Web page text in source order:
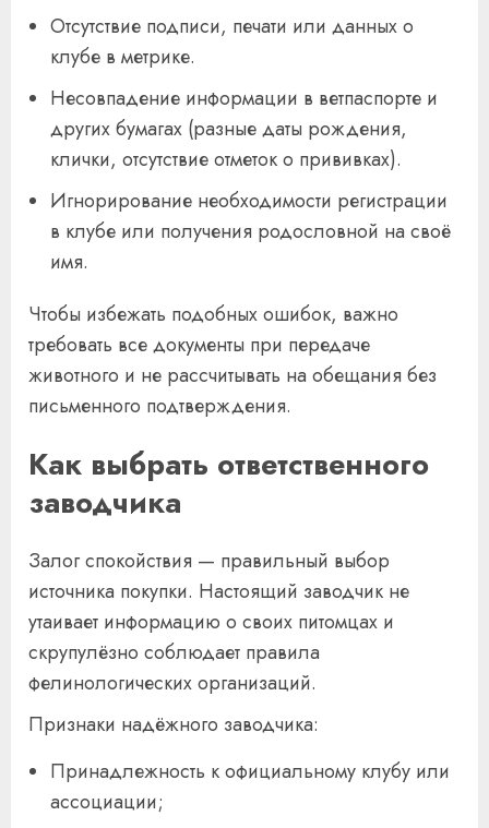
Отсутствие подписи, печати или данных о
клубе в метрике.
Несовпадение информации в ветпаспорте и
других бумагах (разные даты рождения,
клички, отсутствие отметок о прививках).
Игнорирование необходимости регистрации
в клубе или получения родословной на своё
имя.
Чтобы избежать подобных ошибок, важно
требовать все документы при передаче
животного и не рассчитывать на обещания без
письменного подтверждения.
Как выбрать ответственного
заводчика
Залог спокойствия — правильный выбор
источника покупки. Настоящий заводчик не
утаивает информацию о своих питомцах и
скрупулёзно соблюдает правила
фелинологических организаций.
Признаки надёжного заводчика:
Принадлежность к официальному клубу или
ассоциации;